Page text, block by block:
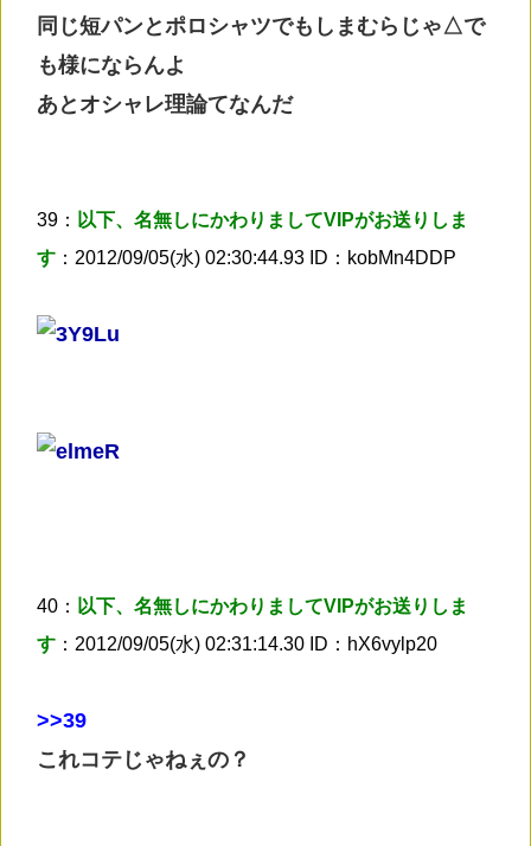
同じ短パンとポロシャツでもしまむらじゃ△で
も様にならんよ
あとオシャレ理論てなんだ
39： 以下、名無しにかわりましてVIPがお送りしま
す ：2012/09/05(水) 02:30:44.93 ID：kobMn4DDP
40： 以下、名無しにかわりましてVIPがお送りしま
す ：2012/09/05(水) 02:31:14.30 ID：hX6vylp20
>>39
これコテじゃねぇの？